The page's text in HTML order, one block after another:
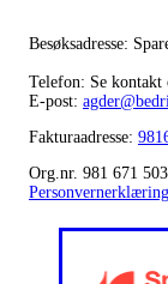
Besøksadresse:
Telefon: Se kontakt
E-post:
Fakturaadresse:
Org.nr. 981 671 503
Personvernerklæring